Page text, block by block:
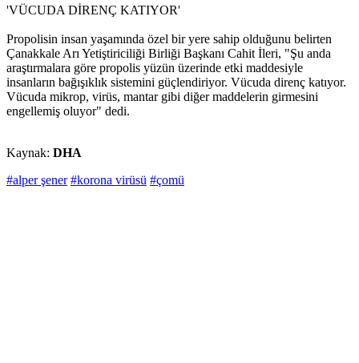
'VÜCUDA DİRENÇ KATIYOR'
Propolisin insan yaşamında özel bir yere sahip olduğunu belirten
Çanakkale Arı Yetiştiriciliği Birliği Başkanı Cahit İleri, "Şu anda
araştırmalara göre propolis yüzün üzerinde etki maddesiyle
insanların bağışıklık sistemini güçlendiriyor. Vücuda direnç katıyor.
Vücuda mikrop, virüs, mantar gibi diğer maddelerin girmesini
engellemiş oluyor" dedi.
Kaynak: DHA
#alper şener #korona virüsü #çomü